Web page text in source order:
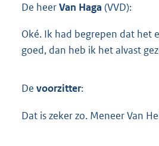
De heerVan Haga (VVD):
Oké. Ik had begrepen dat het
goed, dan heb ik het alvast
De voorzitter:
Dat is zeker zo. Meneer Van